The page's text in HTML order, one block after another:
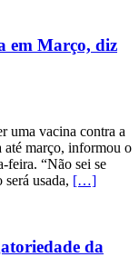
em Março, diz
uma vacina contra a
até março, informou o
feira. “Não sei se
será usada, […]
da